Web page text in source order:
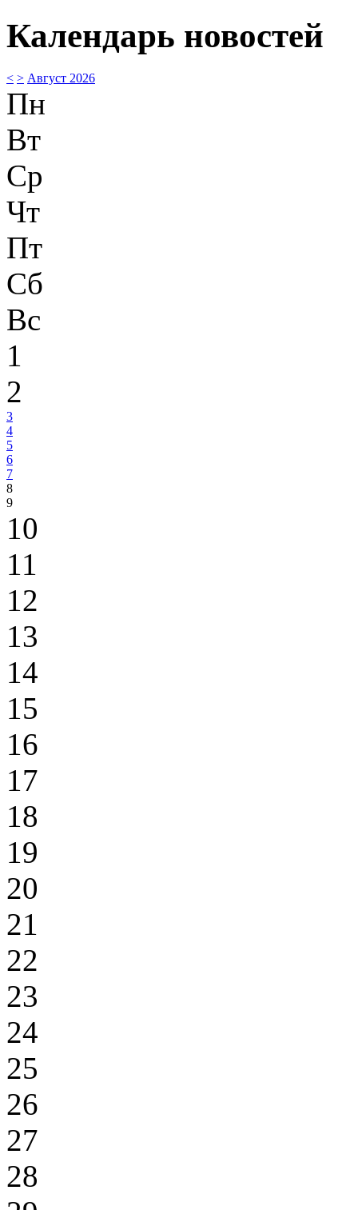
Календарь новостей
< > Август 2026
Пн
Вт
Ср
Чт
Пт
Сб
Вс
1
2
3
4
5
6
7
8
9
10
11
12
13
14
15
16
17
18
19
20
21
22
23
24
25
26
27
28